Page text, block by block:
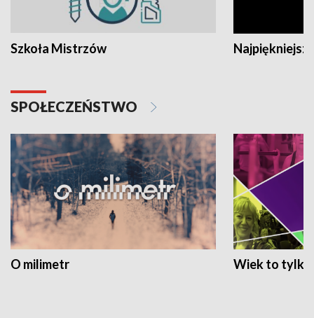
Szkoła Mistrzów
SPOŁECZEŃSTWO
O milimetr Wiek to tylko